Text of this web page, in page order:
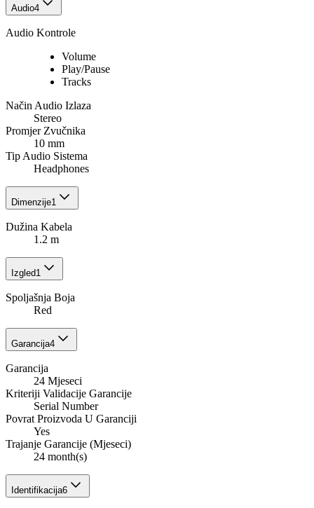
Audio4
Audio Kontrole
Volume
Play/Pause
Tracks
Način Audio Izlaza
Stereo
Promjer Zvučnika
10 mm
Tip Audio Sistema
Headphones
Dimenzije1
Dužina Kabela
1.2 m
Izgled1
Spoljašnja Boja
Red
Garancija4
Garancija
24 Mjeseci
Kriteriji Validacije Garancije
Serial Number
Povrat Proizvoda U Garanciji
Yes
Trajanje Garancije (Mjeseci)
24 month(s)
Identifikacija6